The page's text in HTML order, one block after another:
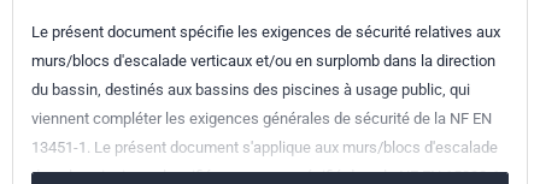
européenne
Le présent document spécifie les exigences de sécurité relatives aux
murs/blocs d'escalade verticaux et/ou en surplomb dans la direction
du bassin, destinés aux bassins des piscines à usage public, qui
viennent compléter les exigences générales de sécurité de la NF EN
13451-1. Le présent document s'applique aux murs/blocs d'escalade
dans les piscines classifiées comme spécifié dans la NF EN 15288-1.